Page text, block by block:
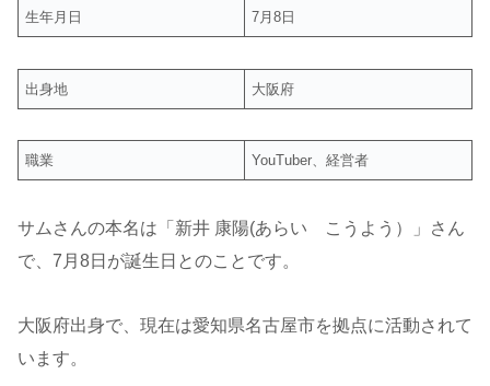
生年月日 7月8日
出身地 大阪府
職業 YouTuber、経営者
サムさんの本名は「新井 康陽(あらい こうよう）」さん
で、7月8日が誕生日とのことです。
大阪府出身で、現在は愛知県名古屋市を拠点に活動されて
います。